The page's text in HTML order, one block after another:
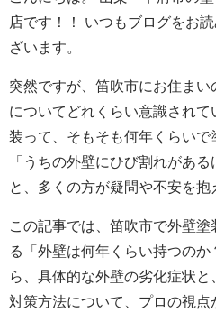
店です！！ いつもブログをお
ざいます。
突然ですが、笛吹市にお住ま
についてどれくらい意識され
装って、そもそも何年くらいで
「うちの外壁にひび割れがある
と、多くの方が疑問や不安を抱
この記事では、笛吹市で外壁塗
る「外壁は何年くらい持つの
ら、具体的な外壁の劣化症状
対策方法について、プロの視点